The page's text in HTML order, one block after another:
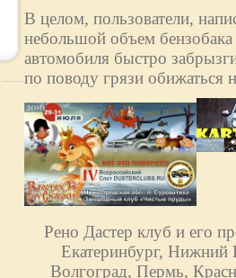
В целом, пользователи,
небольшой объем бензобака
автомобиля быстро
по поводу грязи обижаться
Рено Дастер клуб и его
Екатеринбург, Нижний
Волгоград, Пермь,